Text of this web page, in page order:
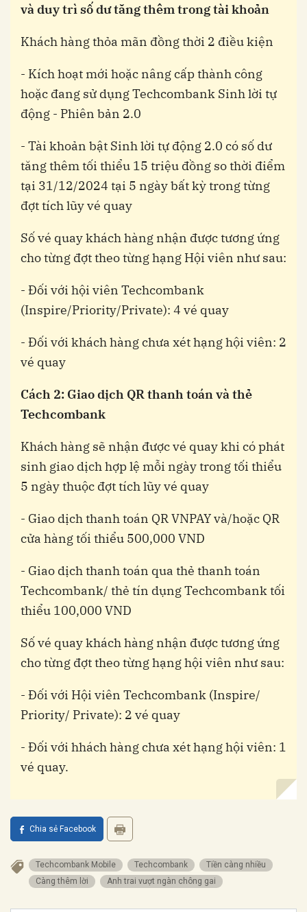
và duy trì số dư tăng thêm trong tài khoản
Khách hàng thỏa mãn đồng thời 2 điều kiện
- Kích hoạt mới hoặc nâng cấp thành công
hoặc đang sử dụng Techcombank Sinh lời tự
động - Phiên bản 2.0
- Tài khoản bật Sinh lời tự động 2.0 có số dư
tăng thêm tối thiểu 15 triệu đồng so thời điểm
tại 31/12/2024 tại 5 ngày bất kỳ trong từng
đợt tích lũy vé quay
Số vé quay khách hàng nhận được tương ứng
cho từng đợt theo từng hạng Hội viên như sau:
- Đối với hội viên Techcombank
(Inspire/Priority/Private): 4 vé quay
- Đối với khách hàng chưa xét hạng hội viên: 2
vé quay
Cách 2: Giao dịch QR thanh toán và thẻ
Techcombank
Khách hàng sẽ nhận được vé quay khi có phát
sinh giao dịch hợp lệ mỗi ngày trong tối thiểu
5 ngày thuộc đợt tích lũy vé quay
- Giao dịch thanh toán QR VNPAY và/hoặc QR
cửa hàng tối thiểu 500,000 VND
- Giao dịch thanh toán qua thẻ thanh toán
Techcombank/ thẻ tín dụng Techcombank tối
thiểu 100,000 VND
Số vé quay khách hàng nhận được tương ứng
cho từng đợt theo từng hạng hội viên như sau:
- Đối với Hội viên Techcombank (Inspire/
Priority/ Private): 2 vé quay
- Đối với hhách hàng chưa xét hạng hội viên: 1
vé quay.
Chia sẻ Facebook
Techcombank Mobile Techcombank
Tiền càng nhiều
càng thêm lời
Anh trai vượt ngàn chông gai